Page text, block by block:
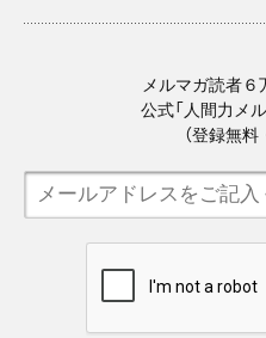
メルマガ読者
公式「人間力メ
（登録無料